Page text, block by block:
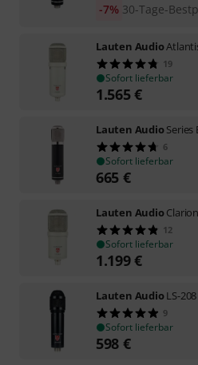
30-Tage-
-7%
Lauten Audio
19
Sofort lieferbar
1.565€
Lauten AudioSeries
6
Sofort lieferbar
665 €
Lauten Audio
12
Sofort lieferbar
1.199€
Lauten AudioLS-208
9
Sofort lieferbar
598 €